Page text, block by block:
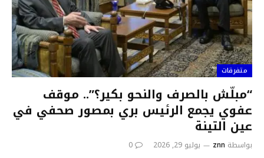
متفرقات
“مبلّش بالصرف والنحو بكير؟”.. موقف
عفوي يجمع الرئيس بري بمصور صحفي في
عين التينة
بواسطة znn يوليو 29, 2026 0